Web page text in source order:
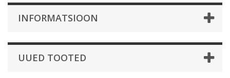
INFORMATSIOON
UUED TOOTED